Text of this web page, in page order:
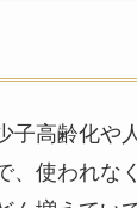
子高齢化や
、使われな